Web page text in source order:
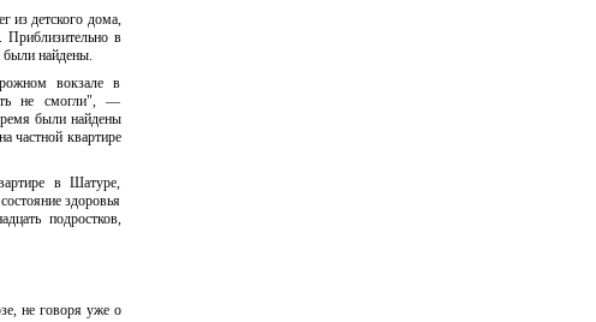
из детского дома,
Приблизительно в
были найдены.
вокзале в
не смогли", —
были найдены
частной квартире
в Шатуре,
здоровья
подростков,
не говоря уже о